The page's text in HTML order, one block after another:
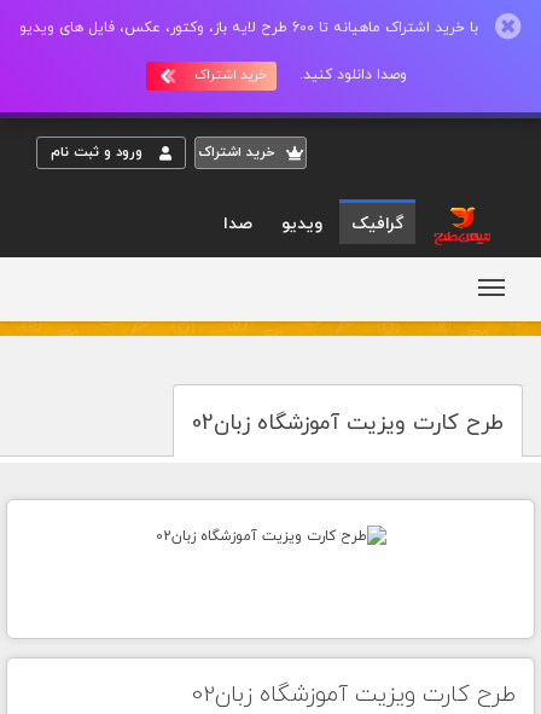
با خرید اشتراک ماهیانه تا 600 طرح لایه باز، وکتور، عکس، فایل های ویدیو
وصدا دانلود کنید. خرید اشتراک
خريد اشتراک ورود و ثبت نام
گرافیک ویدیو صدا
طرح کارت ویزیت آموزشگاه زبان02
طرح کارت ویزیت آموزشگاه زبان02